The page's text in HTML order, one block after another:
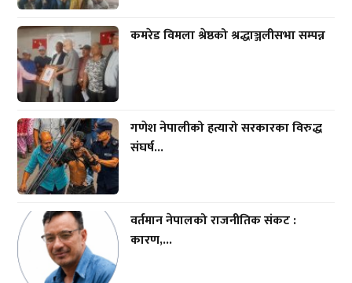
कमरेड विमला श्रेष्ठको श्रद्धाञ्जलीसभा सम्पन्न
गणेश नेपालीको हत्यारो सरकारका विरुद्ध
संघर्ष...
वर्तमान नेपालको राजनीतिक संकट :
कारण,...